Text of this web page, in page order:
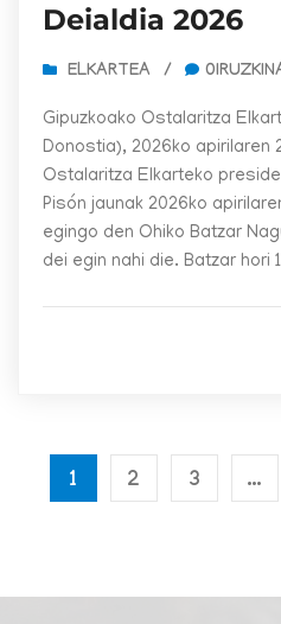
Deialdia 2026
ELKARTEA /
Gipuzkoako Ostalaritza
Donostia), 2026ko apirilaren
Ostalaritza Elkarteko
Pisón jaunak 2026ko
egingo den Ohiko Batzar
dei egin nahi die. Batzar hori
1 2 3 …